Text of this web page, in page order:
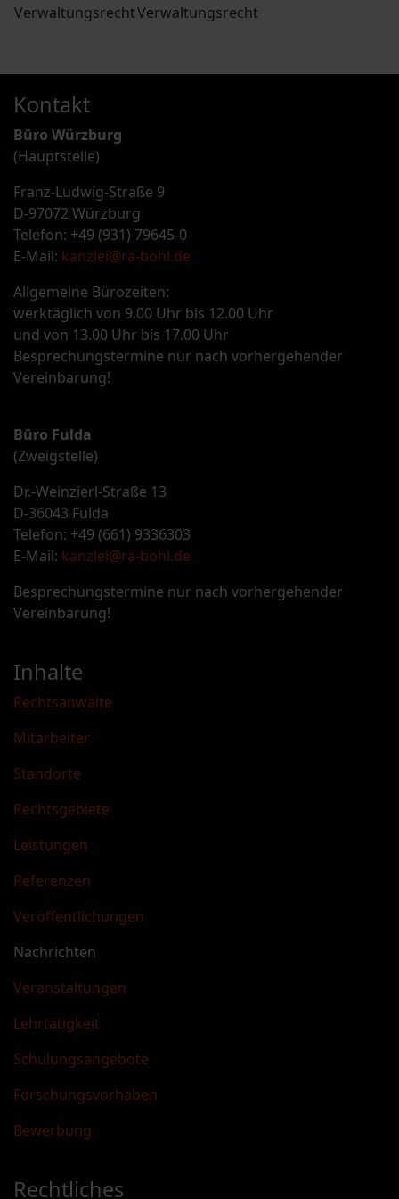
VerwaltungsrechtVerwaltungsrecht
Kontakt
Büro Würzburg
(Hauptstelle)
Franz-Ludwig-Straße 9
D-97072 Würzburg
Telefon: +49 (931) 79645-0
E-Mail: kanzlei@ra-bohl.de
Allgemeine Bürozeiten:
werktäglich von 9.00 Uhr bis 12.00 Uhr
und von 13.00 Uhr bis 17.00 Uhr
Besprechungstermine nur nach vorhergehender
Vereinbarung!
Büro Fulda
(Zweigstelle)
Dr.-Weinzierl-Straße 13
D-36043 Fulda
Telefon: +49 (661) 9336303
E-Mail: kanzlei@ra-bohl.de
Besprechungstermine nur nach vorhergehender
Vereinbarung!
Inhalte
Rechtsanwälte
Mitarbeiter
Standorte
Rechtsgebiete
Leistungen
Referenzen
Veröffentlichungen
Nachrichten
Veranstaltungen
Lehrtätigkeit
Schulungsangebote
Forschungsvorhaben
Bewerbung
Rechtliches